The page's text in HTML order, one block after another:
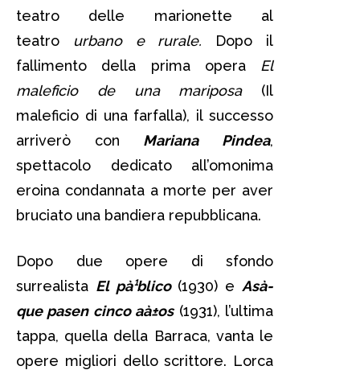
teatro delle marionette al
teatro
urbano e rurale. Dopo il
fallimento della prima opera El
maleficio de una mariposa (Il
maleficio di una farfalla), il successo
arriverò con Mariana Pindea,
spettacolo dedicato all’omonima
eroina condannata a morte per aver
bruciato una bandiera repubblicana.
Dopo due opere di sfondo
surrealista El pà¹blico (1930) e Asà­
que pasen cinco aà±os(1931), l’ultima
tappa, quella della Barraca, vanta le
opere migliori dello scrittore. Lorca